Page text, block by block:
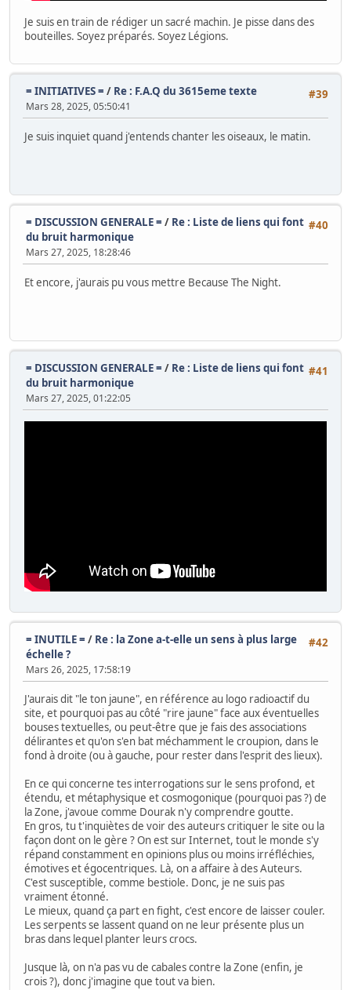
Je suis en train de rédiger un sacré machin. Je pisse dans des
bouteilles. Soyez préparés. Soyez Légions.
#39
= INITIATIVES = / Re : F.A.Q du 3615eme texte
Mars 28, 2025, 05:50:41
Je suis inquiet quand j'entends chanter les oiseaux, le matin.
#40
= DISCUSSION GENERALE = / Re : Liste de liens qui font
du bruit harmonique
Mars 27, 2025, 18:28:46
Et encore, j'aurais pu vous mettre Because The Night.
#41
= DISCUSSION GENERALE = / Re : Liste de liens qui font
du bruit harmonique
Mars 27, 2025, 01:22:05
#42
= INUTILE = / Re : la Zone a-t-elle un sens à plus large
échelle ?
Mars 26, 2025, 17:58:19
J'aurais dit "le ton jaune", en référence au logo radioactif du
site, et pourquoi pas au côté "rire jaune" face aux éventuelles
bouses textuelles, ou peut-être que je fais des associations
délirantes et qu'on s'en bat méchamment le croupion, dans le
fond à droite (ou à gauche, pour rester dans l'esprit des lieux).
En ce qui concerne tes interrogations sur le sens profond, et
étendu, et métaphysique et cosmogonique (pourquoi pas ?) de
la Zone, j'avoue comme Dourak n'y comprendre goutte.
En gros, tu t'inquiètes de voir des auteurs critiquer le site ou la
façon dont on le gère ? On est sur Internet, tout le monde s'y
répand constamment en opinions plus ou moins irréfléchies,
émotives et égocentriques. Là, on a affaire à des Auteurs.
C'est susceptible, comme bestiole. Donc, je ne suis pas
vraiment étonné.
Le mieux, quand ça part en fight, c'est encore de laisser couler.
Les serpents se lassent quand on ne leur présente plus un
bras dans lequel planter leurs crocs.
Jusque là, on n'a pas vu de cabales contre la Zone (enfin, je
crois ?), donc j'imagine que tout va bien.